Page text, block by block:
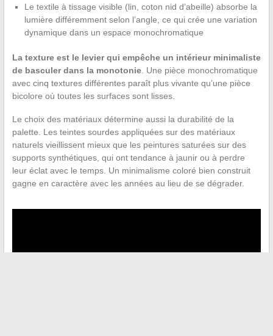
Le textile à tissage visible (lin, coton nid d’abeille) absorbe la
lumière différemment selon l’angle, ce qui crée une variation
dynamique dans un espace monochromatique
La texture est le levier qui empêche un intérieur minimaliste
de basculer dans la monotonie. Une pièce monochromatique
avec cinq textures différentes paraît plus vivante qu’une pièce
bicolore où toutes les surfaces sont lisses.
Le choix des matériaux détermine aussi la durabilité de la
palette. Les teintes sourdes appliquées sur des matériaux
naturels vieillissent mieux que les peintures saturées sur des
supports synthétiques, qui ont tendance à jaunir ou à perdre
leur éclat avec le temps. Un minimalisme coloré bien construit
gagne en caractère avec les années au lieu de se dégrader.